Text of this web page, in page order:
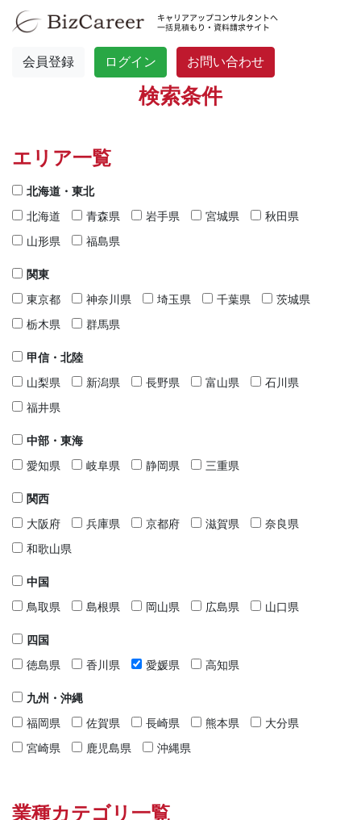
会員登録 ログイン お問い合わせ
検索条件
エリア一覧
北海道・東北
北海道
青森県 岩手県 宮城県
秋田県
山形県
福島県
関東
東京都
神奈川県 埼玉県 千葉県
茨城県
栃木県
群馬県
甲信・北陸
山梨県
新潟県 長野県 富山県
石川県
福井県
中部・東海
愛知県
岐阜県 静岡県 三重県
関西
大阪府
兵庫県 京都府 滋賀県
奈良県
和歌山県
中国
鳥取県
島根県 岡山県 広島県 山口県
四国
徳島県
香川県 愛媛県 高知県
九州・沖縄
福岡県
佐賀県 長崎県 熊本県
大分県
宮崎県
鹿児島県 沖縄県
業種カテゴリ一覧